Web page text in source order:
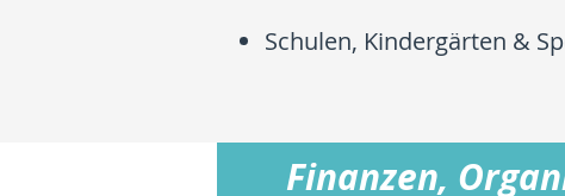
Schulen, Kindergärten &
Finanzen,